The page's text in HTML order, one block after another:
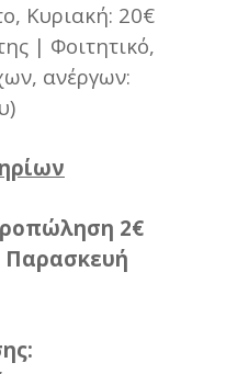
Κυριακή: 20€
| Φοιτητικό,
ανέργων:
2€
Παρασκευή